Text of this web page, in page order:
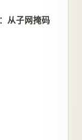
从子网掩码